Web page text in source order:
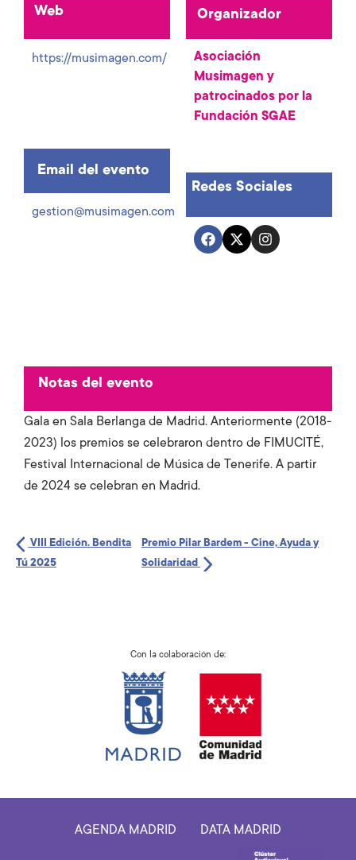
Web
https://musimagen.com/
Email del evento
gestion@musimagen.com
Organizador
Asociación
Musimagen y
patrocinados por la
Fundación SGAE
Redes Sociales
Notas del evento
Gala en Sala Berlanga de Madrid. Anteriormente (2018-
2023) los premios se celebraron dentro de FIMUCITÉ,
Festival Internacional de Música de Tenerife. A partir
de 2024 se celebran en Madrid.
VIII Edición. Bendita
Tú 2025
Premio Pilar Bardem - Cine, Ayuda y
Solidaridad
Con la colaboración de:
AGENDA MADRID DATA MADRID